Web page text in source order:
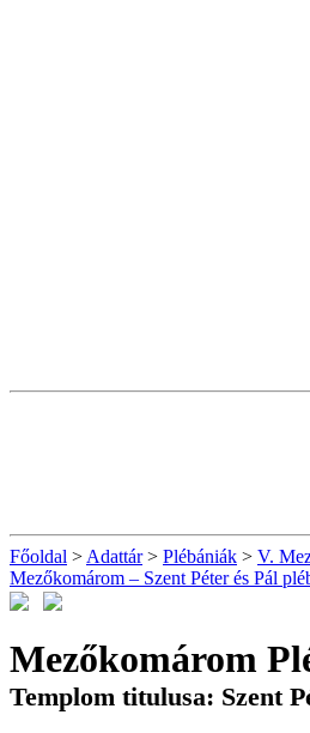
Főoldal > Adattár> Plébániák > V.
Mezőkomárom – Szent Péter és Pál
Mezőkomárom
Templom titulusa: Szent